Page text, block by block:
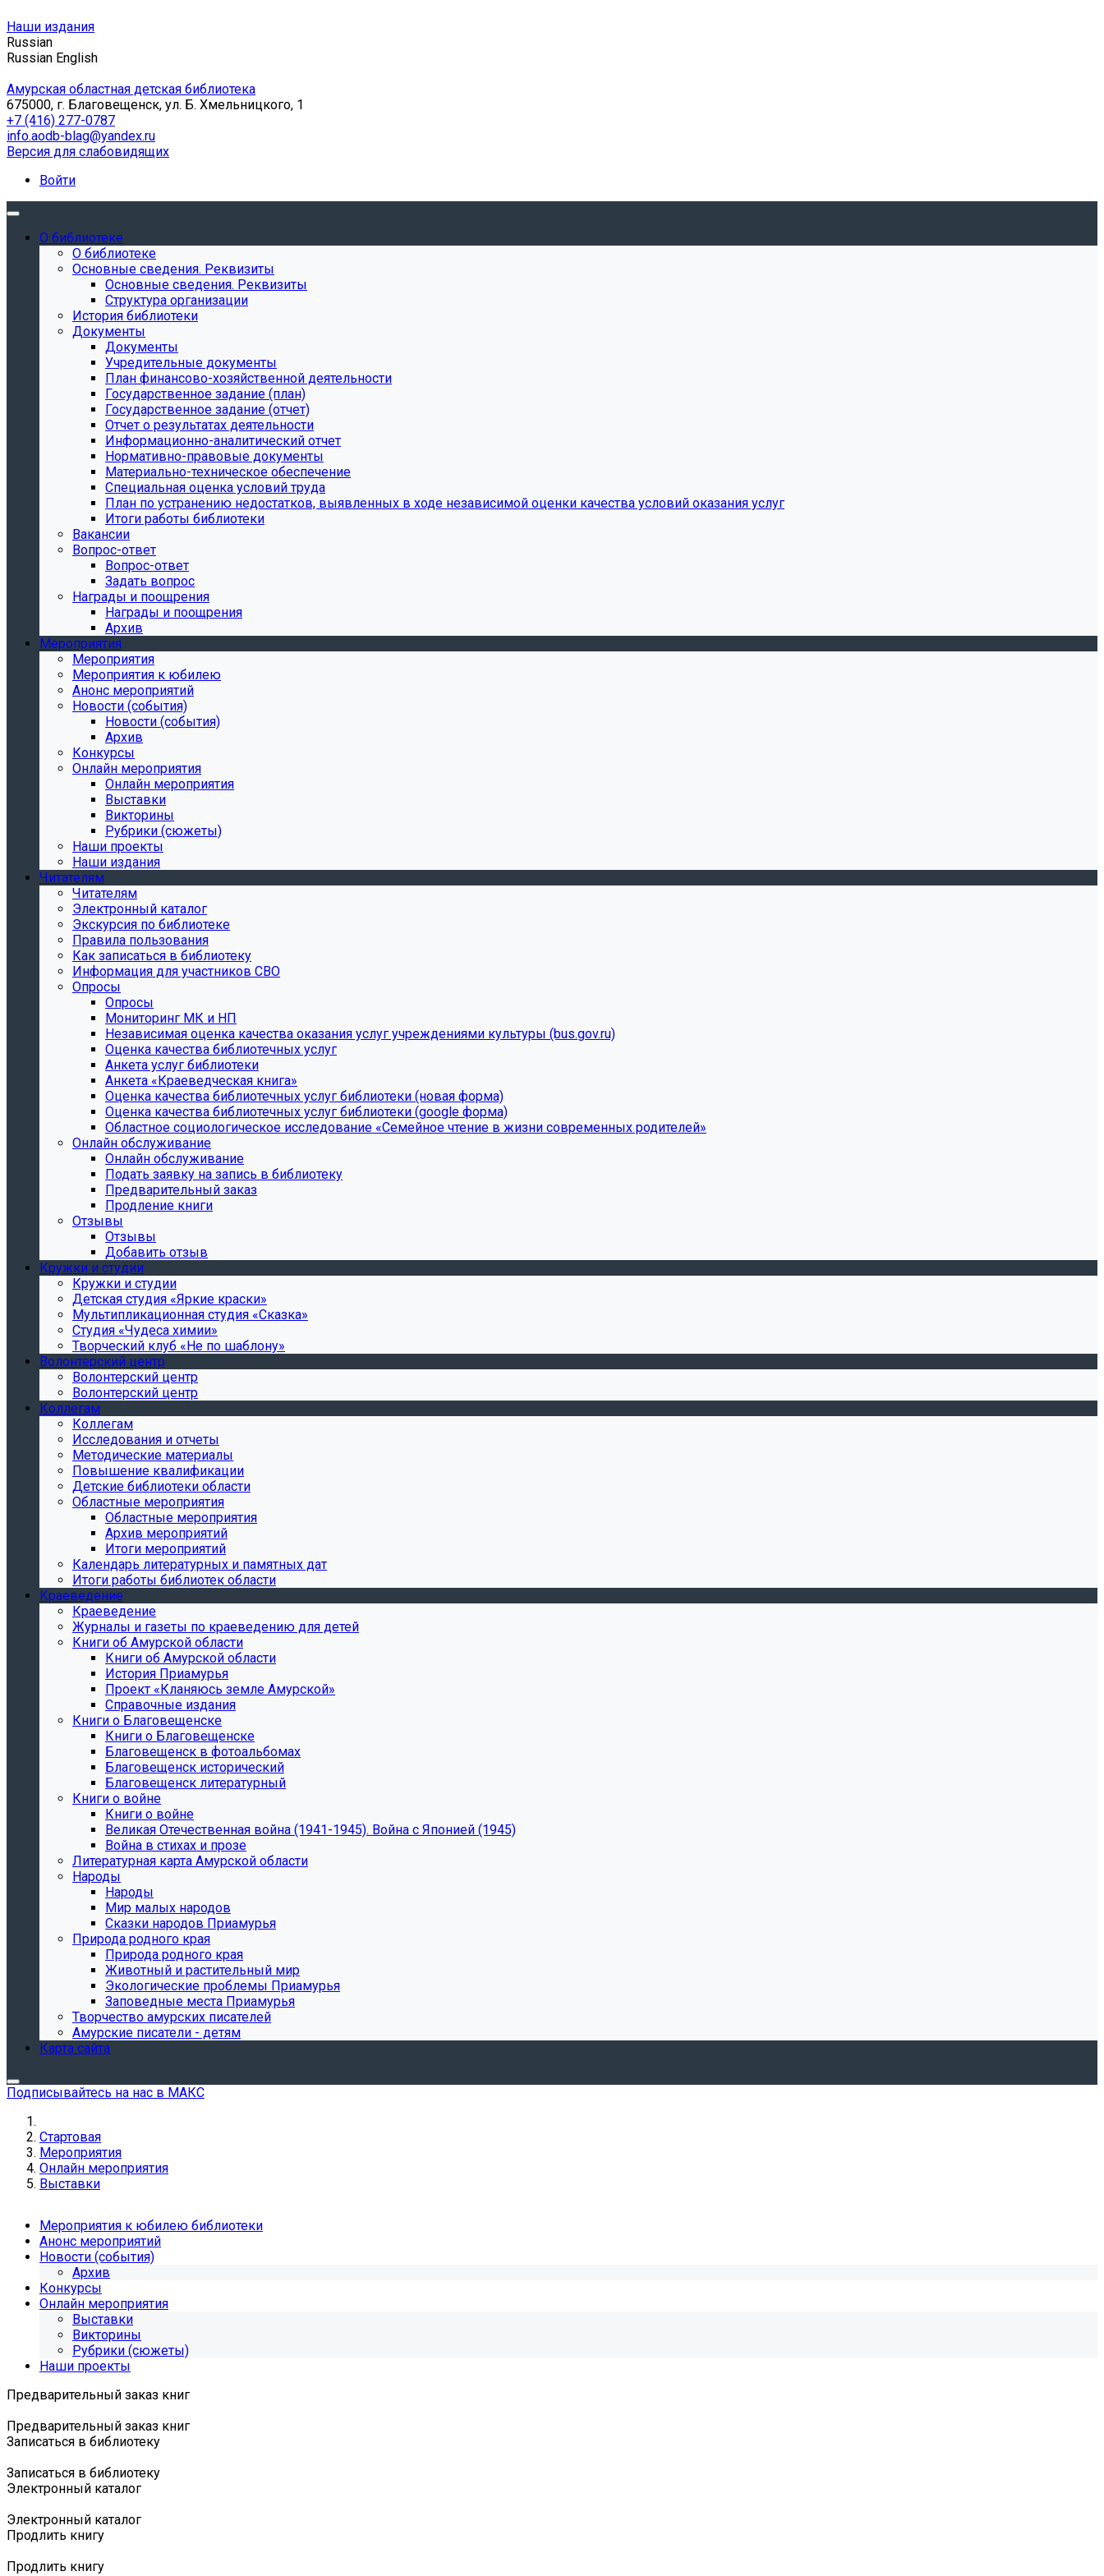
Наши издания
Russian
Russian English
Амурская областная детская библиотека
675000, г. Благовещенск, ул. Б. Хмельницкого, 1
+7 (416) 277-0787
info.aodb-blag@yandex.ru
Версия для слабовидящих
Войти
О библиотеке
О библиотеке
Основные сведения. Реквизиты
Основные сведения. Реквизиты
Структура организации
История библиотеки
Документы
Документы
Учредительные документы
План финансово-хозяйственной деятельности
Государственное задание (план)
Государственное задание (отчет)
Отчет о результатах деятельности
Информационно-аналитический отчет
Нормативно-правовые документы
Материально-техническое обеспечение
Специальная оценка условий труда
План по устранению недостатков, выявленных в ходе независимой оценки качества условий оказания услуг
Итоги работы библиотеки
Вакансии
Вопрос-ответ
Вопрос-ответ
Задать вопрос
Награды и поощрения
Награды и поощрения
Архив
Мероприятия
Мероприятия
Мероприятия к юбилею
Анонс мероприятий
Новости (события)
Новости (события)
Архив
Конкурсы
Онлайн мероприятия
Онлайн мероприятия
Выставки
Викторины
Рубрики (сюжеты)
Наши проекты
Наши издания
Читателям
Читателям
Электронный каталог
Экскурсия по библиотеке
Правила пользования
Как записаться в библиотеку
Информация для участников СВО
Опросы
Опросы
Мониторинг МК и НП
Независимая оценка качества оказания услуг учреждениями культуры (bus.gov.ru)
Оценка качества библиотечных услуг
Анкета услуг библиотеки
Анкета «Краеведческая книга»
Oценка качества библиотечных услуг библиотеки (новая форма)
Oценка качества библиотечных услуг библиотеки (google форма)
Областное социологическое исследование «Семейное чтение в жизни современных родителей»
Онлайн обслуживание
Онлайн обслуживание
Подать заявку на запись в библиотеку
Предварительный заказ
Продление книги
Отзывы
Отзывы
Добавить отзыв
Кружки и студии
Кружки и студии
Детская студия «Яркие краски»
Мультипликационная студия «Сказка»
Студия «Чудеса химии»
Творческий клуб «Не по шаблону»
Волонтерский центр
Волонтерский центр
Волонтерский центр
Коллегам
Коллегам
Исследования и отчеты
Методические материалы
Повышение квалификации
Детские библиотеки области
Областные мероприятия
Областные мероприятия
Архив мероприятий
Итоги мероприятий
Календарь литературных и памятных дат
Итоги работы библиотек области
Краеведение
Краеведение
Журналы и газеты по краеведению для детей
Книги об Амурской области
Книги об Амурской области
История Приамурья
Проект «Кланяюсь земле Амурской»
Справочные издания
Книги о Благовещенске
Книги о Благовещенске
Благовещенск в фотоальбомах
Благовещенск исторический
Благовещенск литературный
Книги о войне
Книги о войне
Великая Отечественная война (1941-1945). Война с Японией (1945)
Война в стихах и прозе
Литературная карта Амурской области
Народы
Народы
Мир малых народов
Сказки народов Приамурья
Природа родного края
Природа родного края
Животный и растительный мир
Экологические проблемы Приамурья
Заповедные места Приамурья
Творчество амурских писателей
Амурские писатели - детям
Карта сайта
Подписывайтесь на нас в МАКС
Стартовая
Мероприятия
Онлайн мероприятия
Выставки
Мероприятия к юбилею библиотеки
Анонс мероприятий
Новости (события)
Архив
Конкурсы
Онлайн мероприятия
Выставки
Викторины
Рубрики (сюжеты)
Наши проекты
Предварительный заказ книг
Предварительный заказ книг
Записаться в библиотеку
Записаться в библиотеку
Электронный каталог
Электронный каталог
Продлить книгу
Продлить книгу